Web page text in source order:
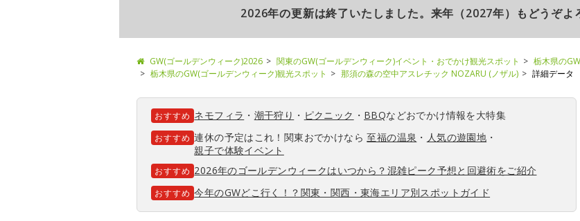
2026年の更新は終了いたしました。来年（2027年）もどうぞよ
GW(ゴールデンウィーク)2026 関東のGW(ゴールデンウィーク)イベント・おでかけ観光スポット
栃木県の
栃木県のGW(ゴールデンウィーク)観光スポット
那須の森の空中アスレチック NOZARU (ノザル) 詳細データ
おすすめ ネモフィラ ・ 潮干狩り ・ ピクニック ・ BBQなどおでかけ情報を大特集
おすすめ 連休の予定はこれ！関東おでかけなら至福の温泉 ・ 人気の遊園地 ・
親子で体験イベント
おすすめ 2026年のゴールデンウィークはいつから？混雑ピーク予想と回避術をご紹介
おすすめ 今年のGWどこ行く！？関東・関西・東海エリア別スポットガイド